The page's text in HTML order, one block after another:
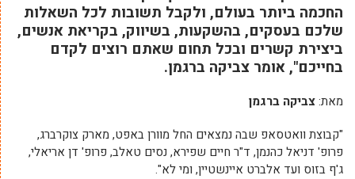
החכמה ביותר בעולם, ולקבל תשובות לכל השאלות
שלכם בעסקים, בהשקעות, בשיווק, בקריאת אנשים,
ביצירת קשרים ובכל תחום שאתם רוצים לקדם
בחייכם", אומר צביקה ברגמן.
מאת:צביקה ברגמן
"קבוצת וואטסאפ שבה נמצאים החל מוורן באפט, מארק צוקרברג,
פרופ' דניאל כהנמן, ד"ר חיים שפירא, נסים טאלב, פרופ' דן אריאלי,
ג'ף בזוס ועד אלברט איינשטיין, ומי לא".